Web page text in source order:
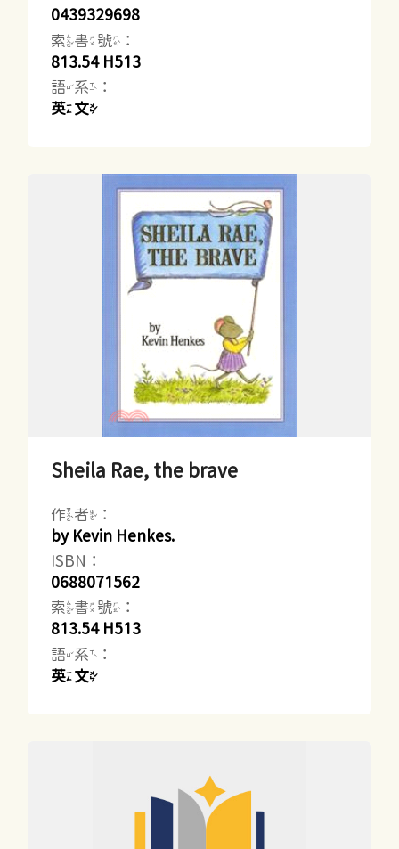
0439329698
索書號：
813.54 H513
語系：
英文
Sheila Rae, the brave
作者：
by Kevin Henkes.
ISBN：
0688071562
索書號：
813.54 H513
語系：
英文